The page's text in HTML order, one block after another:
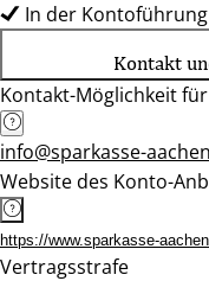
In der
Kontakt
Kontakt-Möglichkeit
info@sparkasse-
Website des Konto-
https://www.sparkasse-
Vertragsstrafe